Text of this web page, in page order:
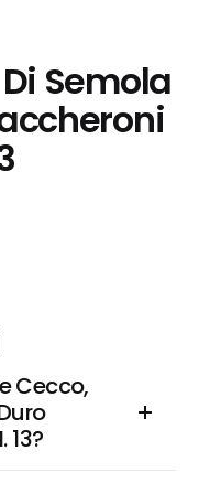
Semola
Cecco,